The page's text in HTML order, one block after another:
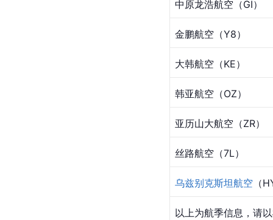
中原龙浩航空（GI）
金鹏航空（Y8）
大韩航空（KE）
韩亚航空（OZ）
亚历山大航空（ZR）
丝路航空（7L）
乌兹别克斯坦航空 （
以上为航季信息，请